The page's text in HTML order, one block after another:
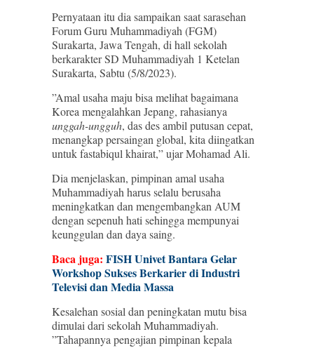
Pernyataan itu dia sampaikan saat sarasehan
Forum Guru Muhammadiyah (FGM)
Surakarta, Jawa Tengah, di hall sekolah
berkarakter SD Muhammadiyah 1 Ketelan
Surakarta, Sabtu (5/8/2023).
”Amal usaha maju bisa melihat bagaimana
Korea mengalahkan Jepang, rahasianya
unggah-ungguh, das des ambil putusan cepat,
menangkap persaingan global, kita diingatkan
untuk fastabiqul khairat,” ujar Mohamad Ali.
Dia menjelaskan, pimpinan amal usaha
Muhammadiyah harus selalu berusaha
meningkatkan dan mengembangkan AUM
dengan sepenuh hati sehingga mempunyai
keunggulan dan daya saing.
Baca juga: FISH Univet Bantara Gelar
Workshop Sukses Berkarier di Industri
Televisi dan Media Massa
Kesalehan sosial dan peningkatan mutu bisa
dimulai dari sekolah Muhammadiyah.
”Tahapannya pengajian pimpinan kepala